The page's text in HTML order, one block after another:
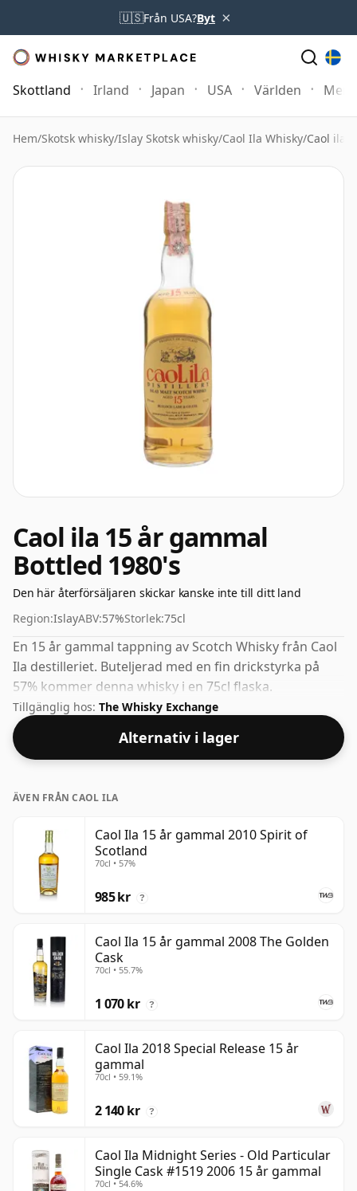
🇺🇸Från USA?Byt ×
Skottland Irland Japan USA Världen Mer
Hem/Skotsk whisky/Islay Skotsk whisky/Caol Ila Whisky/Caol ila
Caol ila 15 år gammal
Bottled 1980's
Den här återförsäljaren skickar kanske inte till ditt land
Region:IslayABV:57%Storlek:75cl
En 15 år gammal tappning av Scotch Whisky från Caol
Ila destilleriet. Buteljerad med en fin drickstyrka på
57% kommer denna whisky i en 75cl flaska.
Tillgänglig hos: The Whisky Exchange
Alternativ i lager
ÄVEN FRÅN CAOL ILA
Caol Ila 15 år gammal 2010 Spirit of
Scotland
70cl • 57%
985 kr ?
Caol Ila 15 år gammal 2008 The Golden
Cask
70cl • 55.7%
1 070 kr ?
Caol Ila 2018 Special Release 15 år
gammal
70cl • 59.1%
2 140 kr ?
Caol Ila Midnight Series - Old Particular
Single Cask #1519 2006 15 år gammal
70cl • 54.6%